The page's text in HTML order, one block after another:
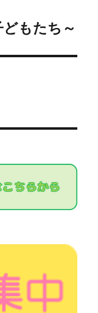
もたち～